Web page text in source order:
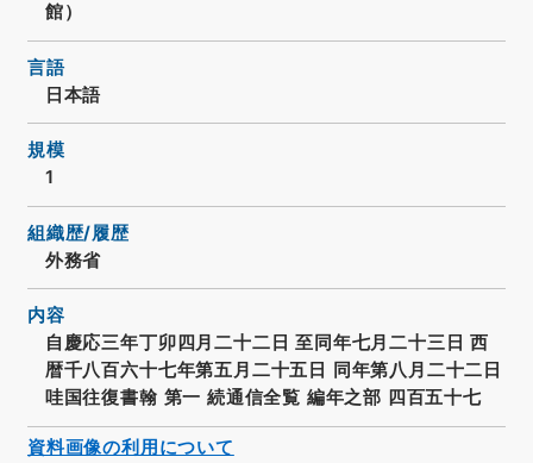
館）
言語
日本語
規模
1
組織歴/履歴
外務省
内容
自慶応三年丁卯四月二十二日 至同年七月二十三日 西
暦千八百六十七年第五月二十五日 同年第八月二十二日
哇国往復書翰 第一 続通信全覧 編年之部 四百五十七
資料画像の利用について